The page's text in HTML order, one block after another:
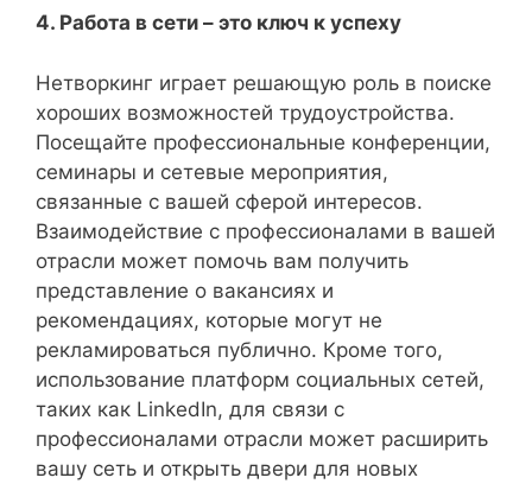
4. Работа в сети – это ключ к успеху
Нетворкинг играет решающую роль в поиске
хороших возможностей трудоустройства.
Посещайте профессиональные конференции,
семинары и сетевые мероприятия,
связанные с вашей сферой интересов.
Взаимодействие с профессионалами в вашей
отрасли может помочь вам получить
представление о вакансиях и
рекомендациях, которые могут не
рекламироваться публично. Кроме того,
использование платформ социальных сетей,
таких как LinkedIn, для связи с
профессионалами отрасли может расширить
вашу сеть и открыть двери для новых